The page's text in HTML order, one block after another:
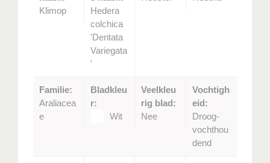
Klimop
Hedera
colchica
'Dentata
Variegata
'
Familie:
Araliacea
e
Bladkleu
r:
Wit
Veelkleu
rig blad:
Nee
Vochtigh
eid:
Droog-
vochthou
dend